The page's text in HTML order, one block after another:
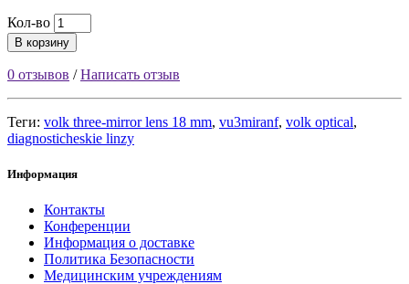
Кол-во
В корзину
0 отзывов /Написать отзыв
Теги: volk three-mirror lens 18 mm, vu3miranf, volk optical,
diagnosticheskie linzy
Информация
Контакты
Конференции
Информация о доставке
Политика Безопасности
Медицинским учреждениям